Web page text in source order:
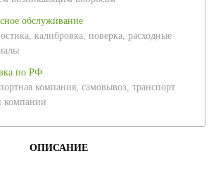
обслуживание
калибровка, поверка, расходные
по РФ
компания, самовывоз, транспорт
компании
ОПИСАНИЕ